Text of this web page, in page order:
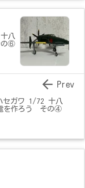
八
の⑥
セガワ 1/72 十八
を作ろう その④
 Prev